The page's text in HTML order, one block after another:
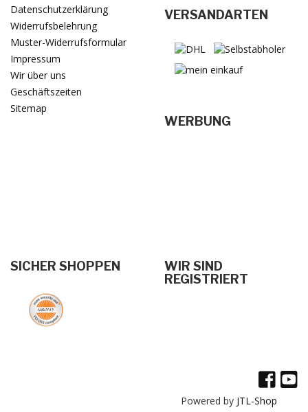
Datenschutzerklärung
Widerrufsbelehrung
Muster-Widerrufsformular
Impressum
Wir über uns
Geschäftszeiten
Sitemap
VERSANDARTEN
WERBUNG
SICHER SHOPPEN
WIR SIND
REGISTRIERT
Powered by JTL-Shop